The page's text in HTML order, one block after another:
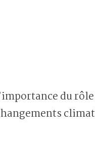
du rôle